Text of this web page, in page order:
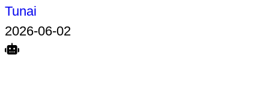
Tunai
2026-06-02